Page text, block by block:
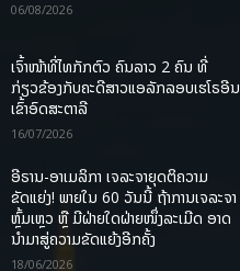
06/08/2026
ເຈົ້າໜ້າທີ່ໄທກັກຕົວ ຄົນລາວ 2 ຄົນ ທີ່
ກ່ຽວຂ້ອງກັບຄະດີສາວແອລັກລອບເຮໂຣອີນ
ເຂົ້າອົດສະຕາລີ
16/07/2026
ອີຣານ-ອາເມລິກາ ເຈລະຈາຍຸດຕິຄວາມ
ຂັດແຍ່ງ! ພາຍໃນ 60 ວັນນີ້ ຖ້າການເຈລະຈາ
ຫຼົ້ມເຫຼວ ຫຼື ມີຝ່າຍໃດຝ່າຍໜຶ່ງລະເມີດ ອາດ
ນໍາມາສູ່ຄວາມຂັດແຍ້ງອີກຄັ້ງ
18/06/2026